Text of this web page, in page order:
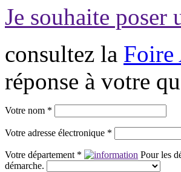
Je souhaite poser
consultez la Foire
réponse à votre
Votre nom *
Votre adresse électronique *
Votre département *
Pour les
démarche.